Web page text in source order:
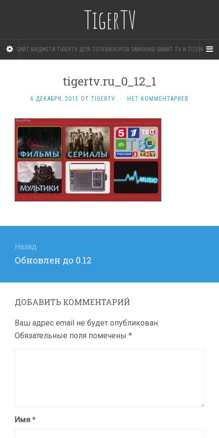
TigerTV
САЙТ ВИДЖЕТА TIGERTV ДЛЯ ТЕЛЕВИЗОРОВ SAMSUNG SMART TV И TIZEN
tigertv.ru_0_12_1
6 ДЕКАБРЯ, 2015 ОТ TIGERTV · НЕТ КОММЕНТАРИЕВ
по
записям
Назад
Предыдущая
Обновлен до 0.12
ДОБАВИТЬ КОММЕНТАРИЙ
Ваш адрес email не будет опубликован.
Обязательные поля помечены *
Имя *